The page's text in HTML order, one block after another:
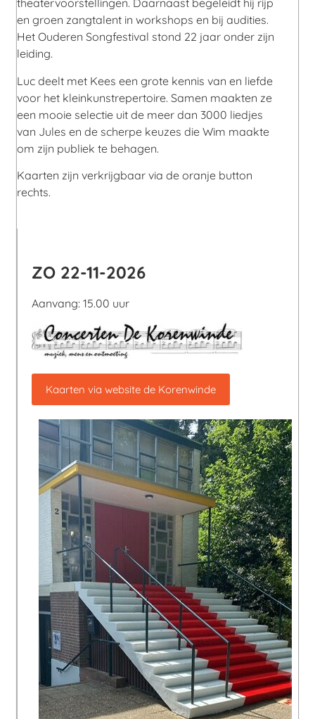
theatervoorstellingen. Daarnaast begeleidt hij rijp
en groen zangtalent in workshops en bij audities.
Het Ouderen Songfestival stond 22 jaar onder zijn
leiding.
Luc deelt met Kees een grote kennis van en liefde
voor het kleinkunstrepertoire. Samen maakten ze
een mooie selectie uit de meer dan 3000 liedjes
van Jules en de scherpe keuzes die Wim maakte
om zijn publiek te behagen.
Kaarten zijn verkrijgbaar via de oranje button
rechts.
ZO 22-11-2026
Aanvang: 15.00 uur
Kaarten via website de Korenwinde